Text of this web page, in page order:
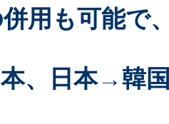
併用も可能で
、日本→韓